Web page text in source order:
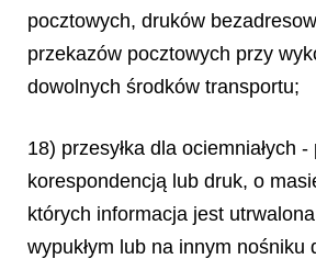
pocztowych, druków
przekazów pocztowych przy
dowolnych środków transportu;
18) przesyłka dla ociemniałych -
korespondencją lub druk, o
których informacja jest
wypukłym lub na innym nośniku